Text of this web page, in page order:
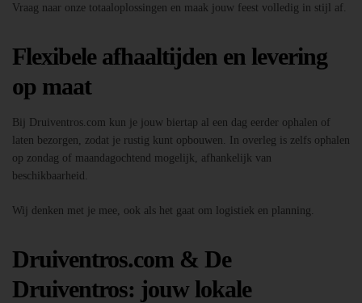
Vraag naar onze totaaloplossingen en maak jouw feest volledig in stijl af.
Flexibele afhaaltijden en levering
op maat
Bij Druiventros.com kun je jouw biertap al een dag eerder ophalen of
laten bezorgen, zodat je rustig kunt opbouwen. In overleg is zelfs ophalen
op zondag of maandagochtend mogelijk, afhankelijk van
beschikbaarheid.
Wij denken met je mee, ook als het gaat om logistiek en planning.
Druiventros.com & De
Druiventros: jouw lokale